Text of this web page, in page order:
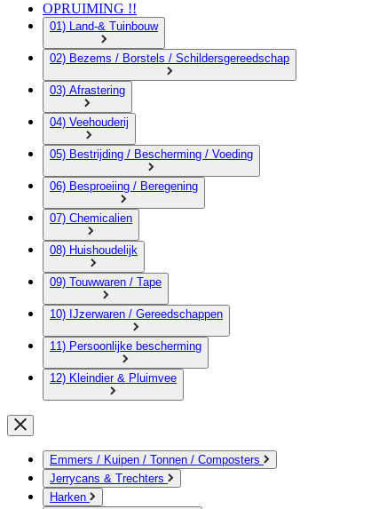
OPRUIMING !!
01) Land-& Tuinbouw
02) Bezems / Borstels / Schildersgereedschap
03) Afrastering
04) Veehouderij
05) Bestrijding / Bescherming / Voeding
06) Besproeiing / Beregening
07) Chemicalien
08) Huishoudelijk
09) Touwwaren / Tape
10) IJzerwaren / Gereedschappen
11) Persoonlijke bescherming
12) Kleindier & Pluimvee
Emmers / Kuipen / Tonnen / Composters
Jerrycans & Trechters
Harken